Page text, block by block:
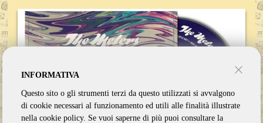
INFORMATIVA
Questo sito o gli strumenti terzi da questo utilizzati si avvalgono
di cookie necessari al funzionamento ed utili alle finalità illustrate
nella cookie policy. Se vuoi saperne di più puoi consultare la